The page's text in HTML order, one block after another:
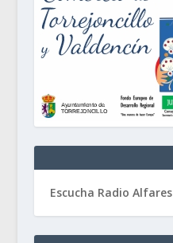
Escucha Radio Alfares